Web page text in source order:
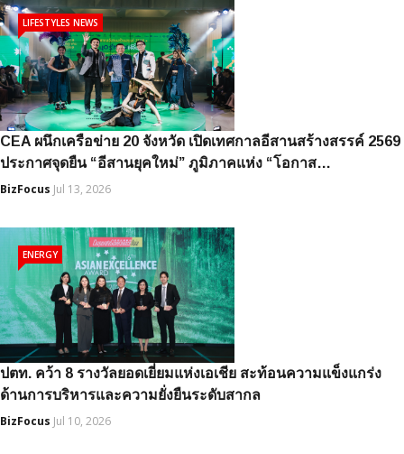
CEA ผนึกเครือข่าย 20 จังหวัด เปิดเทศกาลอีสานสร้างสรรค์ 2569
ประกาศจุดยืน “อีสานยุคใหม่” ภูมิภาคแห่ง “โอกาส…
BizFocus Jul 13, 2026
LIFESTYLES NEWS
ปตท. คว้า 8 รางวัลยอดเยี่ยมแห่งเอเชีย สะท้อนความแข็งแกร่ง
ด้านการบริหารและความยั่งยืนระดับสากล
BizFocus Jul 10, 2026
ENERGY